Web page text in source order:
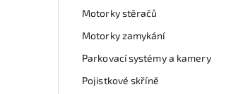
Motorky stěračů
Motorky zamykání
Parkovací systémy a kamery
Pojistkové skříně